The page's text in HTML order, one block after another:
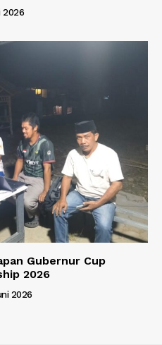
2026
Gubernur Cup
2026
2026